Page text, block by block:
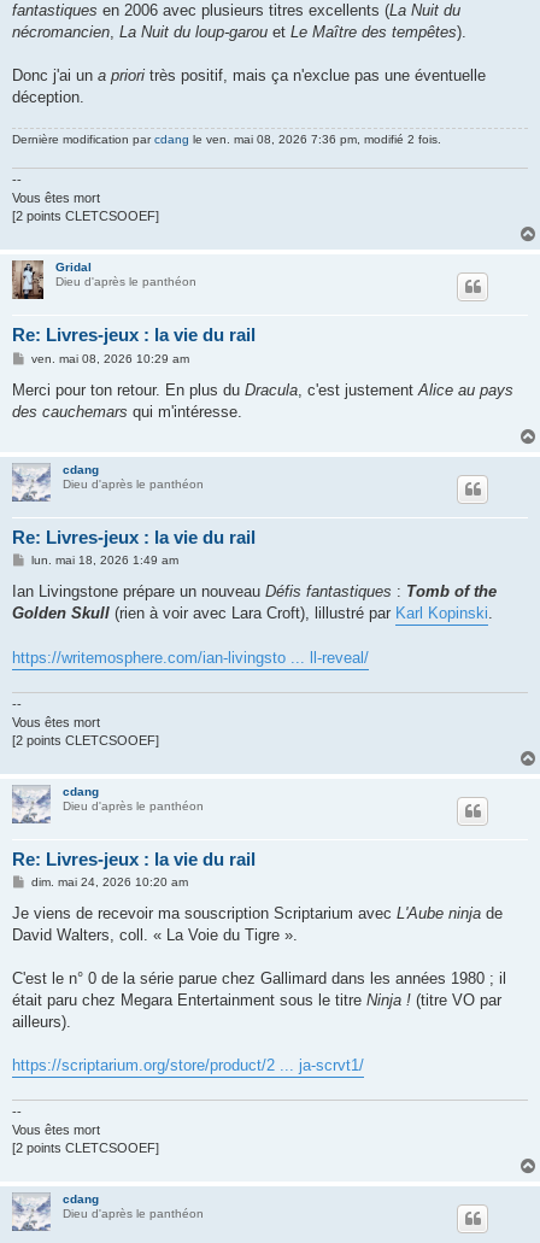
fantastiques en 2006 avec plusieurs titres excellents (La Nuit du
nécromancien, La Nuit du loup-garou et Le Maître des tempêtes).
Donc j'ai un a priori très positif, mais ça n'exclue pas une éventuelle
déception.
Dernière modification parcdang le ven. mai 08, 2026 7:36 pm, modifié 2 fois.
--
Vous êtes mort
[2 points CLETCSOOEF]
Gridal
Dieu d'après le panthéon
Re: Livres-jeux : la vie du rail
M
s
a
ven. mai 08, 2026 10:29 am
Merci pour ton retour. En plus du Dracula , c'est justement Alice au pays
des cauchemars qui m'intéresse.
cdang
Dieu d'après le panthéon
Re: Livres-jeux : la vie du rail
M
s
a
lun. mai 18, 2026 1:49 am
Ian Livingstone prépare un nouveau Défis fantastiques : Tomb of the
Golden Skull (rien à voir avec Lara Croft), lillustré par Karl Kopinski.
https://writemosphere.com/ian-livingsto ... ll-reveal/
--
Vous êtes mort
[2 points CLETCSOOEF]
cdang
Dieu d'après le panthéon
Re: Livres-jeux : la vie du rail
M
s
a
dim. mai 24, 2026 10:20 am
Je viens de recevoir ma souscription Scriptarium avec L'Aube ninja de
David Walters, coll. « La Voie du Tigre ».
C'est le n° 0 de la série parue chez Gallimard dans les années 1980 ; il
était paru chez Megara Entertainment sous le titre Ninja ! (titre VO par
ailleurs).
https://scriptarium.org/store/product/2 ... ja-scrvt1/
--
Vous êtes mort
[2 points CLETCSOOEF]
cdang
Dieu d'après le panthéon